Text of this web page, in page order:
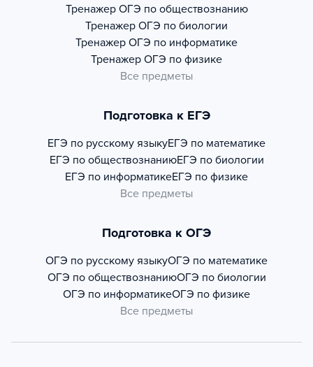
Тренажер ОГЭ по обществознанию
Тренажер ОГЭ по биологии
Тренажер ОГЭ по информатике
Тренажер ОГЭ по физике
Все предметы
Подготовка к ЕГЭ
ЕГЭ по русскому языкуЕГЭ по математике
ЕГЭ по обществознаниюЕГЭ по биологии
ЕГЭ по информатикеЕГЭ по физике
Все предметы
Подготовка к ОГЭ
ОГЭ по русскому языкуОГЭ по математике
ОГЭ по обществознаниюОГЭ по биологии
ОГЭ по информатикеОГЭ по физике
Все предметы